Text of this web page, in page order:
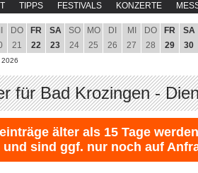
TIPPS FESTIVALS KONZERTE
2026
DO
21
FR
22
SA
23
SO
24
MO
25
DI
26
MI
27
DO
28
FR
29
SA
30
für Bad Krozingen -
älter als 15 Tage
und sind ggf. nur noch auf